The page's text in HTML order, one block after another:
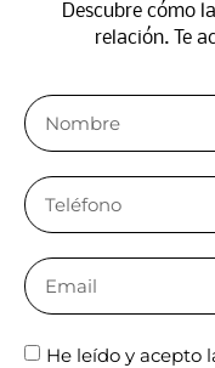
Descubre cómo
relación. Te
He leído y acepto